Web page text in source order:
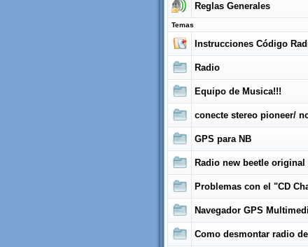
Reglas Generales
Temas
Instrucciones Código
Radio
Equipo de Musica!!!
conecte stereo pioneer/
GPS para NB
Radio new beetle original
Problemas con el "CD
Navegador GPS
Como desmontar radio